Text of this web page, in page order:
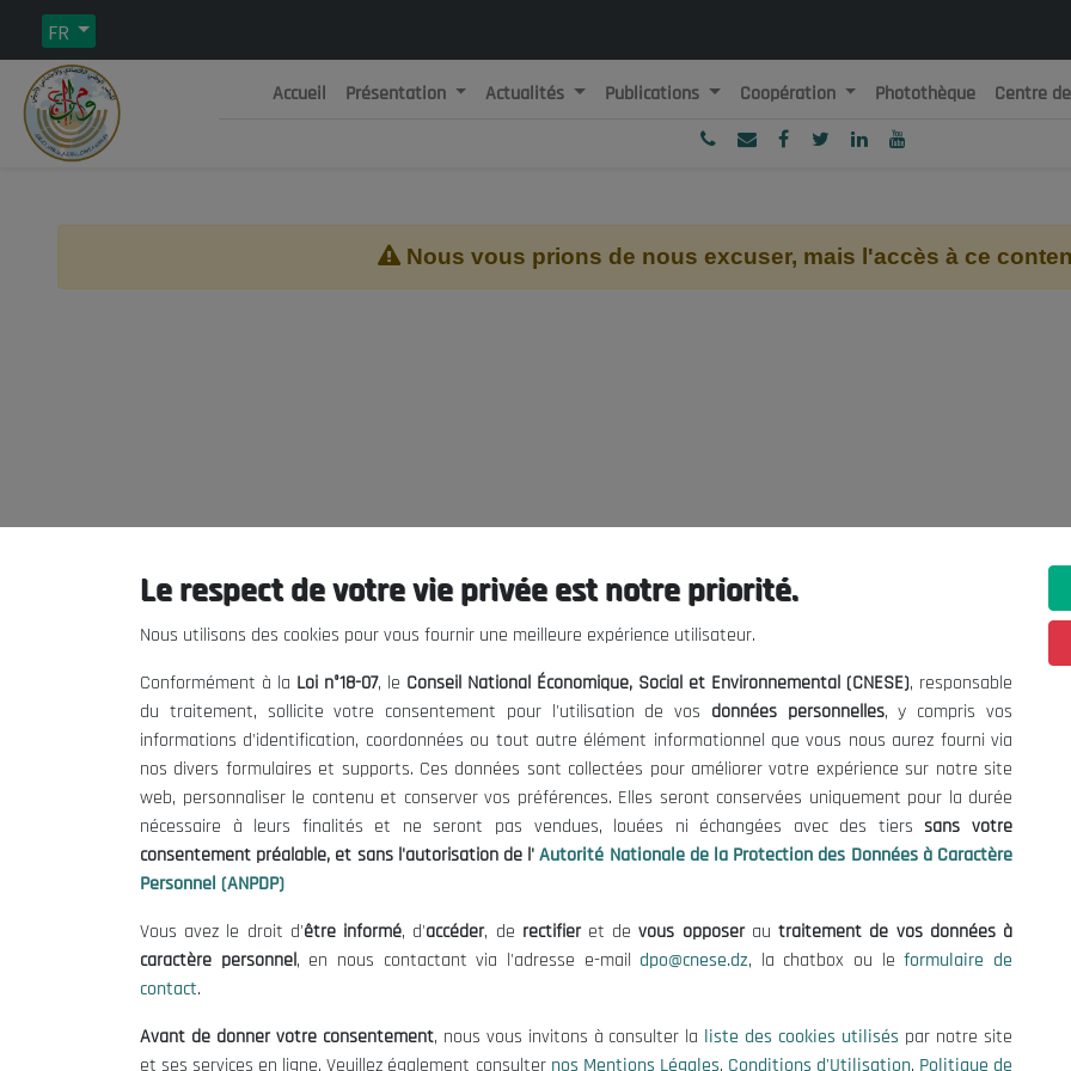
FR
République Algérienne Démocratique et Populaire
Accueil Présentation Actualités Publications Coopération Photothèque Centre
Nous vous prions de nous excuser, mais l'accès à ce
Le CNESE
Le président
Organisation
Publications
Informations utiles
Mentions Légales
Conditions d'Utilisation
Politique de Protection des Données
Politique des Cookies
contact@cnese.dz
Suggestions ou Initiatives ?
Newsletter
Inscrivez-vous, soyez le premier à
nos dernières nouvelles.
Suivez-Nous!
© 2026 Conseil National Économique, Social et Environnemental
Le respect de votre vie privée est notre priorité.
Nous utilisons des cookies pour vous fournir une meilleure expérience utilisateur.
Conformément à la Loi n°18-07, le Conseil National Économique, Social et Environnemental (CNESE), responsable
du traitement, sollicite votre consentement pour l'utilisation de vos données personnelles, y compris vos
informations d'identification, coordonnées ou tout autre élément informationnel que vous nous aurez fourni via
nos divers formulaires et supports. Ces données sont collectées pour améliorer votre expérience sur notre site
web, personnaliser le contenu et conserver vos préférences. Elles seront conservées uniquement pour la durée
nécessaire à leurs finalités et ne seront pas vendues, louées ni échangées avec des tierssans votre
consentement préalable, et sans l'autorisation de l' Autorité Nationale de la Protection des Données à Caractère
Personnel (ANPDP)
Vous avez le droit d'être informé, d'accéder, de rectifieret devous opposerautraitement de vos données à
caractère personnel, en nous contactant via l'adresse e-mail dpo@cnese.dz, la chatbox ou leformulaire de
contact.
Avant de donner votre consentement, nous vous invitons à consulter la liste des cookies utilisés par notre site
et ses services en ligne. Veuillez également consulter nos Mentions Légales, Conditions d'Utilisation, Politique de